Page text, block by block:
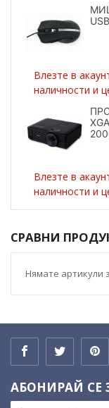
USB
Влезте в
наличности и
Влезте в
наличности и
СРАВНИ
Нямате артикули
АБОНИРАЙ